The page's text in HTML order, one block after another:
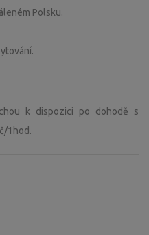
Polsku.
k dispozici po dohodě s
1hod.